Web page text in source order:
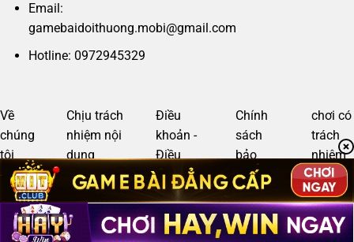
Email:
gamebaidoithuong.mobi@gmail.com
Hotline: 0972945329
Về
chúng
tôi
Chịu trách
nhiệm nội
dung
Điều
khoản -
Điều
kiện
Chính
sách
bảo
mật
chơi có
trách
nhiệm
Copyright 2026 © gamebaidoithuong.mobi